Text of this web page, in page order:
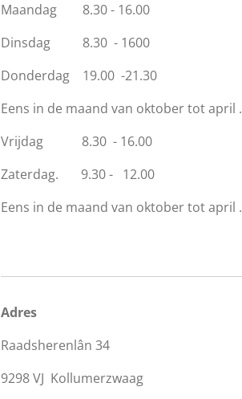
Maandag 8.30 - 16.00
Dinsdag 8.30 - 1600
Donderdag 19.00 -21.30
Eens in de maand van oktober tot april .
Vrijdag 8.30 - 16.00
Zaterdag. 9.30 - 12.00
Eens in de maand van oktober tot april .
Adres
Raadsherenlân 34
9298 VJ Kollumerzwaag